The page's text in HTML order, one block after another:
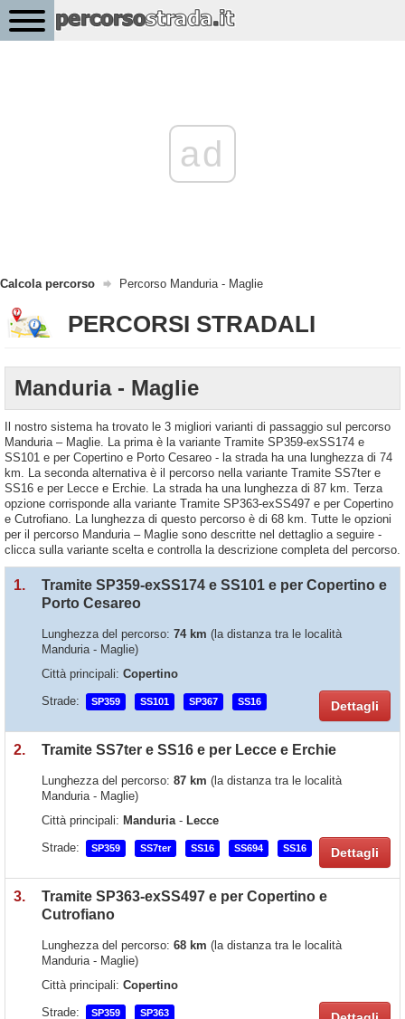
ad
Calcola percorso Percorso Manduria - Maglie
PERCORSI STRADALI
Manduria - Maglie
Il nostro sistema ha trovato le 3 migliori varianti di passaggio sul percorso
Manduria – Maglie. La prima è la variante Tramite SP359-exSS174 e
SS101 e per Copertino e Porto Cesareo - la strada ha una lunghezza di 74
km. La seconda alternativa è il percorso nella variante Tramite SS7ter e
SS16 e per Lecce e Erchie. La strada ha una lunghezza di 87 km. Terza
opzione corrisponde alla variante Tramite SP363-exSS497 e per Copertino
e Cutrofiano. La lunghezza di questo percorso è di 68 km. Tutte le opzioni
per il percorso Manduria – Maglie sono descritte nel dettaglio a seguire -
clicca sulla variante scelta e controlla la descrizione completa del percorso.
1.
Tramite SP359-exSS174 e SS101 e per Copertino e
Porto Cesareo
Lunghezza del percorso: 74 km (la distanza tra le località
Manduria - Maglie)
Città principali: Copertino
Strade:
SP359 SS101 SP367 SS16 Dettagli
2. Tramite SS7ter e SS16 e per Lecce e Erchie
Lunghezza del percorso: 87 km (la distanza tra le località
Manduria - Maglie)
Città principali: Manduria- Lecce
Strade:
SP359 SS7ter SS16 SS694 SS16 Dettagli
3.
Tramite SP363-exSS497 e per Copertino e
Cutrofiano
Lunghezza del percorso: 68 km (la distanza tra le località
Manduria - Maglie)
Città principali: Copertino
Strade:
SP359 SP363